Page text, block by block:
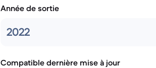
Année de sortie
2022
Compatible dernière mise à jour